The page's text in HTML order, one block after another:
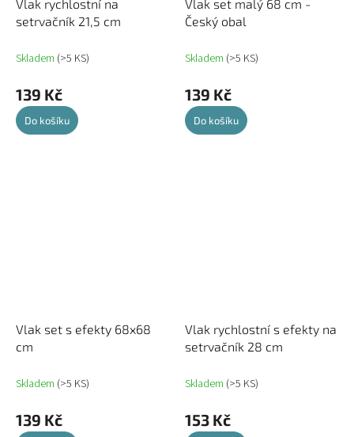
Vlak rychlostní na
setrvačník 21,5 cm
Skladem (>5 KS)
139 Kč
Do košíku
Vlak set malý 68 cm -
Český obal
Skladem (>5 KS)
139 Kč
Do košíku
Vlak set s efekty 68x68
cm
Skladem (>5 KS)
139 Kč
Vlak rychlostní s efekty na
setrvačník 28 cm
Skladem (>5 KS)
153 Kč